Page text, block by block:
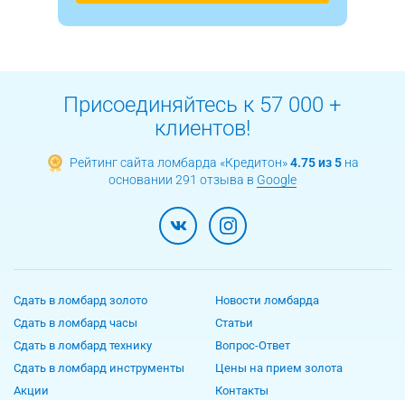
Присоединяйтесь к 57 000 +
клиентов!
Рейтинг сайта ломбарда «Кредитон»4.75 из 5 на
основании 291 отзыва в Google
Сдать в ломбард золото
Сдать в ломбард часы
Сдать в ломбард технику
Сдать в ломбард инструменты
Акции
Новости ломбарда
Статьи
Вопрос-Ответ
Цены на прием золота
Контакты